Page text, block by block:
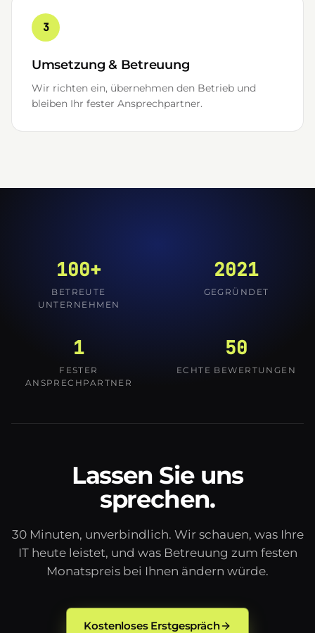
3
Umsetzung & Betreuung
Wir richten ein, übernehmen den Betrieb und
bleiben Ihr fester Ansprechpartner.
100+
BETREUTE
UNTERNEHMEN
2021
GEGRÜNDET
1
FESTER
ANSPRECHPARTNER
50
ECHTE BEWERTUNGEN
Lassen Sie uns
sprechen.
30 Minuten, unverbindlich. Wir schauen, was Ihre
IT heute leistet, und was Betreuung zum festen
Monatspreis bei Ihnen ändern würde.
Kostenloses Erstgespräch